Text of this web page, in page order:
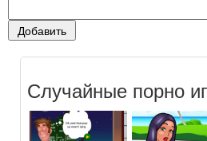
Случайные порно